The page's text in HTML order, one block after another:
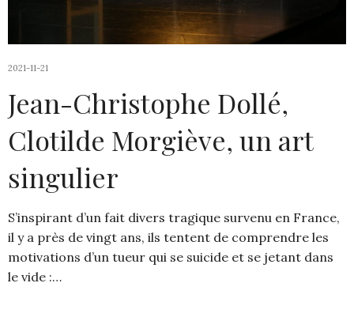
2021-11-21
Jean-Christophe Dollé,
Clotilde Morgiève, un art
singulier
S’inspirant d’un fait divers tragique survenu en France,
il y a près de vingt ans, ils tentent de comprendre les
motivations d’un tueur qui se suicide et se jetant dans
le vide :…